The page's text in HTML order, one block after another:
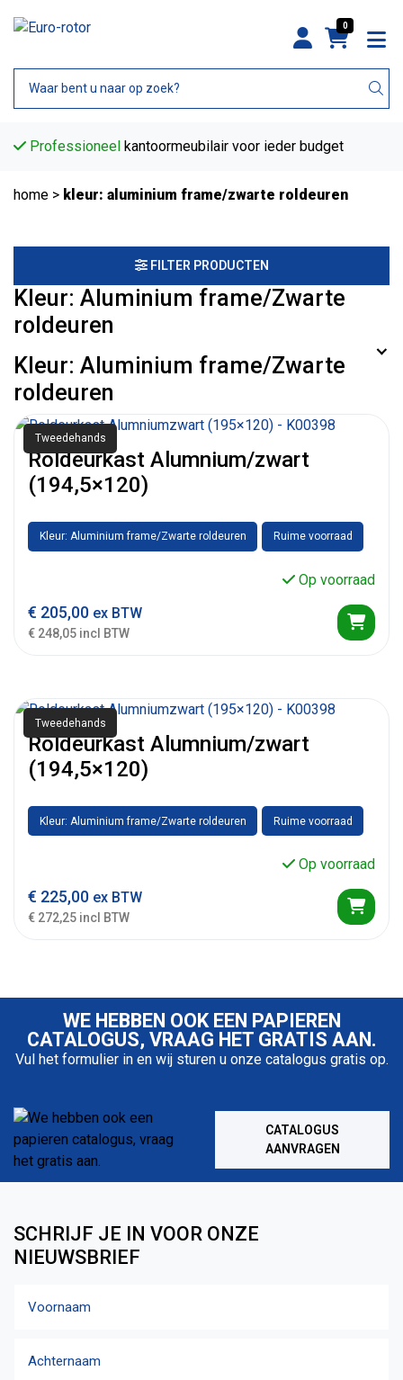
0
Professioneel kantoormeubilair voor ieder budget
home > kleur: aluminium frame/zwarte roldeuren
FILTER PRODUCTEN
Kleur: Aluminium frame/Zwarte
roldeuren
Kleur: Aluminium frame/Zwarte
roldeuren
Tweedehands
Roldeurkast Alumnium/zwart
(194,5×120)
Kleur: Aluminium frame/Zwarte roldeuren Ruime voorraad
Op voorraad
€ 205,00 ex BTW
€ 248,05 incl BTW
Tweedehands
Roldeurkast Alumnium/zwart
(194,5×120)
Kleur: Aluminium frame/Zwarte roldeuren Ruime voorraad
Op voorraad
€ 225,00 ex BTW
€ 272,25 incl BTW
WE HEBBEN OOK EEN PAPIEREN
CATALOGUS, VRAAG HET GRATIS AAN.
Vul het formulier in en wij sturen u onze catalogus gratis op.
CATALOGUS
AANVRAGEN
SCHRIJF JE IN VOOR ONZE
NIEUWSBRIEF